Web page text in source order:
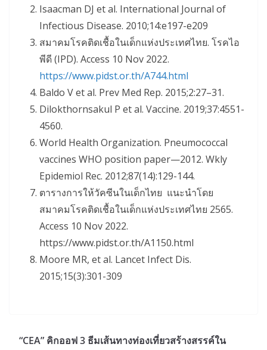
Isaacman DJ et al. International Journal of
Infectious Disease. 2010;14:e197-e209
สมาคมโรคติดเชื้อในเด็กแห่งประเทศไทย. โรคไอ
พีดี (IPD). Access 10 Nov 2022.
https://www.pidst.or.th/A744.html
Baldo V et al. Prev Med Rep. 2015;2:27–31.
Dilokthornsakul P et al. Vaccine. 2019;37:4551-
4560.
World Health Organization. Pneumococcal
vaccines WHO position paper—2012. Wkly
Epidemiol Rec. 2012;87(14):129-144.
ตารางการให้วัคซีนในเด็กไทย แนะนำโดย
สมาคมโรคติดเชื้อในเด็กแห่งประเทศไทย 2565.
Access 10 Nov 2022.
https://www.pidst.or.th/A1150.html
Moore MR, et al. Lancet Infect Dis.
2015;15(3):301-309
“CEA” คิกออฟ 3 ธีมเส้นทางท่องเที่ยวสร้างสรรค์ใน